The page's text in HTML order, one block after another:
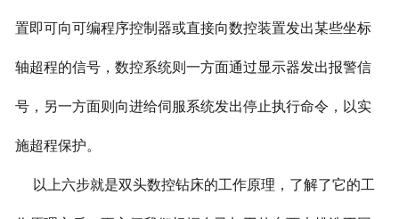
置即可向可编程序控制器或直接向数控装置发出某些坐标
轴超程的信号，数控系统则一方面通过显示器发出报警信
号，另一方面则向进给伺服系统发出停止执行命令，以实
施超程保护。
以上六步就是双头数控钻床的工作原理，了解了它的工